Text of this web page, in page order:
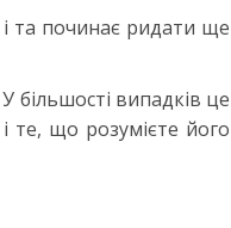
та починає ридати ще
більшості випадків це
те, що розумієте його